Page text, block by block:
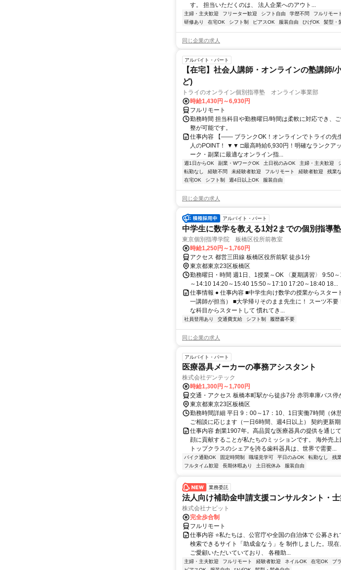
す。 担当いただくのは、 法人企業へのアウト...
主婦・主夫歓迎 フリーター歓迎 シフト自由 学歴不問 フルリモー
研修あり
在宅OK シフト制 ピアスOK 服装自由 ひげOK 髪型・
同じ企業の求人
アルバイト・パート
【在宅】社会人講師・オンラインの塾講師/
ど)
トライのオンライン個別指導塾 オンライン事業部
時給1,430円～6,930円
フルリモート
勤務時間 担当科目や勤務曜日/時間は柔軟に対応でき、
整が可能です。
仕事内容 【―― ブランクOK！オンラインでトライの
人のPOINT！ ▼▼ □最高時給6,930円！明確なランクア
ーク・副業に最適なオンライン指...
週1日からOK 副業・WワークOK 土日祝のみOK 主婦・主夫歓迎
転勤なし
経験不問 未経験者歓迎 フルリモート 経験者歓迎 残業な
在宅OK
シフト制 週4日以上OK 服装自由
同じ企業の求人
アルバイト・パート
中学生に数学を教える1対2までの個別指導
東京個別指導学院 板橋区役所前教室
時給1,250円～1,760円
アクセス 都営三田線 板橋区役所前駅 徒歩1分
東京都東京23区板橋区
勤務曜日・時間 週1日、1授業～OK 〈夏期講習〉 9:50
～14:10 14:20～15:40 15:50～17:10 17:20～18:40 18...
仕事情報 ● 仕事内容 ■中学生向け数学の授業からスター
一講師が担当） ■大学帰りそのまま先生に！ スーツ不
な科目からスタートして 慣れてき...
社員登用あり 交通費支給 シフト制 履歴書不要
同じ企業の求人
アルバイト・パート
医療器具メーカーの事務アシスタント
株式会社デンテック
時給1,300円～1,700円
交通・アクセス 板橋本町駅から徒歩7分 赤羽車庫バス停
東京都東京23区板橋区
勤務時間詳細 平日 9：00～17：10、1日実働7時間（休
ご相談に応じます（一日6時間、週4日以上） 契約更新期
仕事内容 創業1907年。高品質な医療器具の提供を通じ
顔に貢献することが私たちのミッションです。 海外売
トップクラスのシェアを誇る歯科器具は、世界で需要...
バイク通勤OK 固定時間制 職場見学可 平日のみOK 転勤なし 残
フルタイム歓迎
長期休暇あり 土日祝休み 服装自由
業務委託
法人向け補助金申請支援コンサルタント・
株式会社ナビット
完全歩合制
フルリモート
仕事内容 ⭐私たちは、公官庁や全国の自治体で 公募さ
検索できるサイト「助成金なう」を 制作しました。現
ご愛顧いただいていており、 各種助...
主婦・主夫歓迎 フルリモート 経験者歓迎 ネイルOK 在宅OK ブ